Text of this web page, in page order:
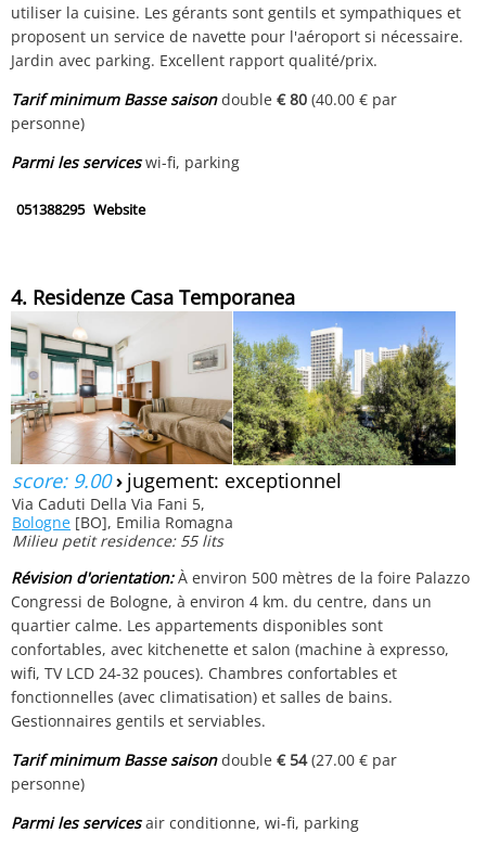
utiliser la cuisine. Les gérants sont gentils et sympathiques et
proposent un service de navette pour l'aéroport si nécessaire.
Jardin avec parking. Excellent rapport qualité/prix.
Tarif minimum Basse saisondouble€ 80 (40.00 € par
personne)
Parmi les serviceswi-fi, parking
051388295 Website
4. Residenze Casa Temporanea
score: 9.00› jugement: exceptionnel
Via Caduti Della Via Fani 5,
Bologne [BO], Emilia Romagna
Milieu petit residence: 55 lits
Révision d'orientation:À environ 500 mètres de la foire Palazzo
Congressi de Bologne, à environ 4 km. du centre, dans un
quartier calme. Les appartements disponibles sont
confortables, avec kitchenette et salon (machine à expresso,
wifi, TV LCD 24-32 pouces). Chambres confortables et
fonctionnelles (avec climatisation) et salles de bains.
Gestionnaires gentils et serviables.
Tarif minimum Basse saisondouble€ 54(27.00 € par
personne)
Parmi les servicesair conditionne, wi-fi, parking